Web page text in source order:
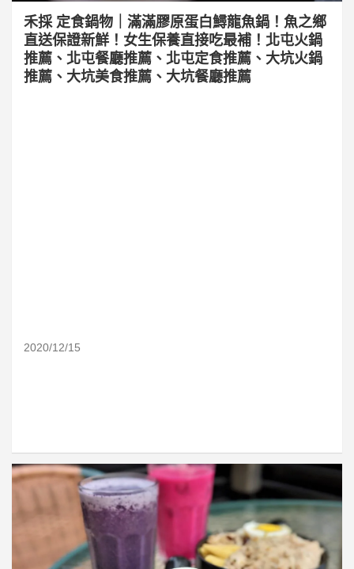
禾採 定食鍋物｜滿滿膠原蛋白鱘龍魚鍋！魚之鄉
直送保證新鮮！女生保養直接吃最補！北屯火鍋
推薦、北屯餐廳推薦、北屯定食推薦、大坑火鍋
推薦、大坑美食推薦、大坑餐廳推薦
2020/12/15